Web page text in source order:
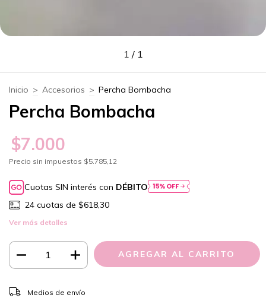
1 / 1
Inicio > Accesorios > Percha Bombacha
Percha Bombacha
$7.000
Precio sin impuestos $5.785,12
Cuotas SIN interés con DÉBITO
24 cuotas de $618,30
Ver más detalles
Entregas para el CP:
Medios de envío